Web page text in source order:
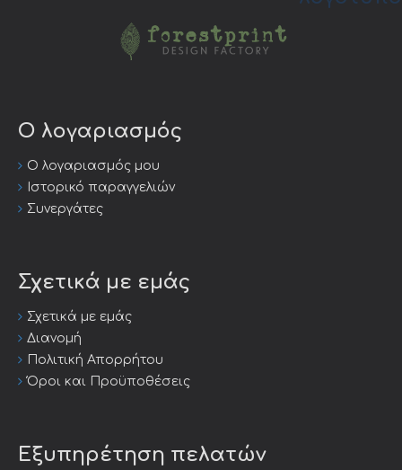
Ο λογαριασμός
Ο λογαριασμός μου
Ιστορικό παραγγελιών
Συνεργάτες
Σχετικά με εμάς
Σχετικά με εμάς
Διανομή
Πολιτική Απορρήτου
Όροι και Προϋποθέσεις
Εξυπηρέτηση πελατών